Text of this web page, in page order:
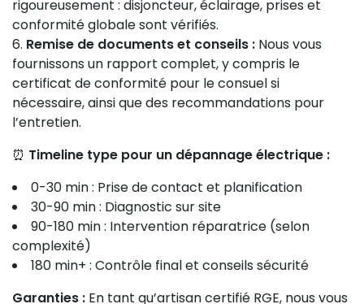
rigoureusement : disjoncteur, éclairage, prises et
conformité globale sont vérifiés.
Remise de documents et conseils : Nous vous
fournissons un rapport complet, y compris le
certificat de conformité pour le consuel si
nécessaire, ainsi que des recommandations pour
l’entretien.
⏰ Timeline type pour un dépannage électrique :
0-30 min : Prise de contact et planification
30-90 min : Diagnostic sur site
90-180 min : Intervention réparatrice (selon
complexité)
180 min+ : Contrôle final et conseils sécurité
Garanties : En tant qu’artisan certifié RGE, nous vous